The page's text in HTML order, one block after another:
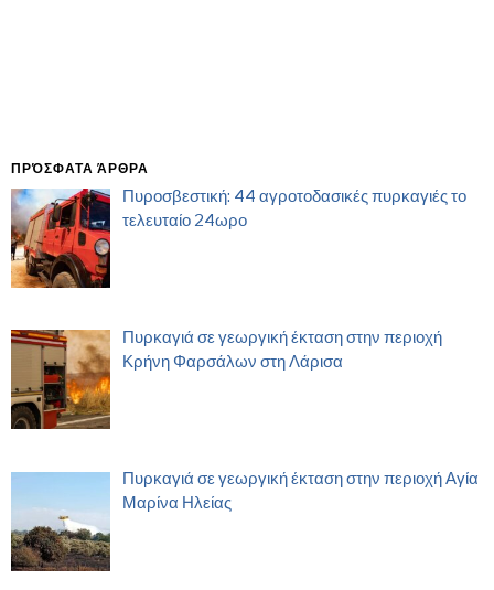
ΠΡΌΣΦΑΤΑ ΆΡΘΡΑ
Πυροσβεστική: 44 αγροτοδασικές πυρκαγιές το
τελευταίο 24ωρο
Πυρκαγιά σε γεωργική έκταση στην περιοχή
Κρήνη Φαρσάλων στη Λάρισα
Πυρκαγιά σε γεωργική έκταση στην περιοχή Αγία
Μαρίνα Ηλείας